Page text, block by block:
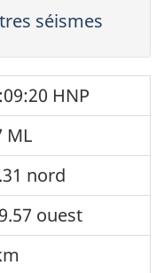
séismes
HNP
ML
nord
ouest